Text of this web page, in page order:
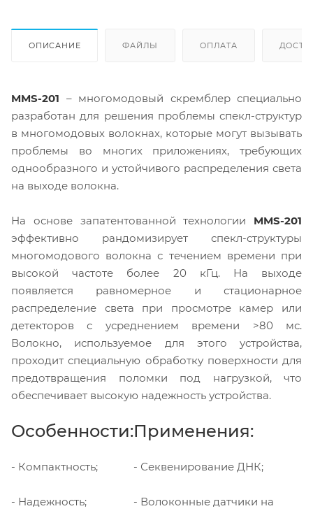
ОПИСАНИЕ ФАЙЛЫ ОПЛАТА
MMS-201 – многомодовый скремблер специально
разработан для решения проблемы спекл-структур
в многомодовых волокнах, которые могут вызывать
проблемы во многих приложениях, требующих
однообразного и устойчивого распределения света
на выходе волокна.
На основе запатентованной технологии MMS-201
эффективно рандомизирует спекл-структуры
многомодового волокна с течением времени при
высокой частоте более 20 кГц. На выходе
появляется равномерное и стационарное
распределение света при просмотре камер или
детекторов с усреднением времени >80 мс.
Волокно, используемое для этого устройства,
проходит специальную обработку поверхности для
предотвращения поломки под нагрузкой, что
обеспечивает высокую надежность устройства.
Особенности:
- Компактность;
- Надежность;
Применения:
- Секвенирование ДНК;
- Волоконные датчики на